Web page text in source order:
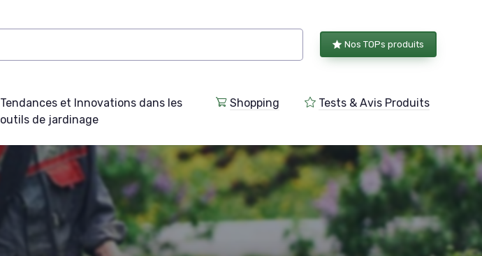
Nos TOPs produits
Tendances et Innovations dans les
outils de jardinage
Shopping Tests & Avis Produits